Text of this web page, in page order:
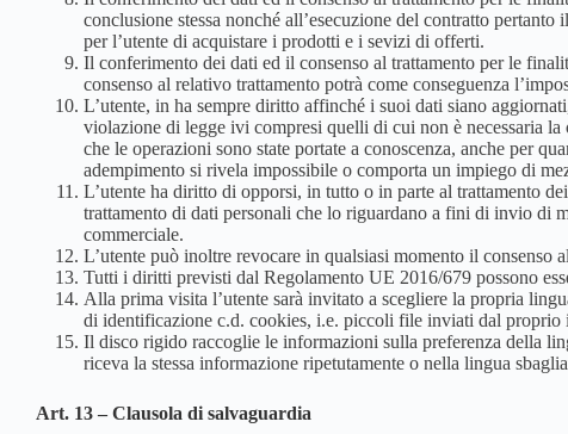
conclusione stessa nonché all’esecuzione del contratto
per l’utente di acquistare i prodotti e i sevizi di offerti.
Il conferimento dei dati ed il consenso al trattamento per le
consenso al relativo trattamento potrà come conseguenza
L’utente, in ha sempre diritto affinché i suoi dati siano
violazione di legge ivi compresi quelli di cui non è necessaria
che le operazioni sono state portate a conoscenza, anche per
adempimento si rivela impossibile o comporta un impiego di
L’utente ha diritto di opporsi, in tutto o in parte al trattamento
trattamento di dati personali che lo riguardano a fini di invio di
commerciale.
L’utente può inoltre revocare in qualsiasi momento il consenso
Tutti i diritti previsti dal Regolamento UE 2016/679 possono
Alla prima visita l’utente sarà invitato a scegliere la propria
di identificazione c.d. cookies, i.e. piccoli file inviati dal proprio
Il disco rigido raccoglie le informazioni sulla preferenza della
riceva la stessa informazione ripetutamente o nella lingua
Art. 13 – Clausola di salvaguardia